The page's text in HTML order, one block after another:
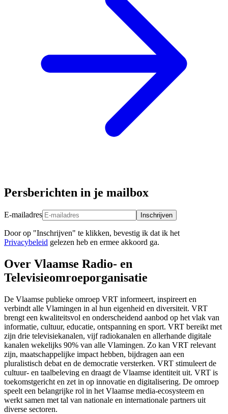
Persberichten in je mailbox
E-mailadres Inschrijven
Door op "Inschrijven" te klikken, bevestig ik dat ik het
Privacybeleid gelezen heb en ermee akkoord ga.
Over Vlaamse Radio- en
Televisieomroeporganisatie
De Vlaamse publieke omroep VRT informeert, inspireert en
verbindt alle Vlamingen in al hun eigenheid en diversiteit. VRT
brengt een kwaliteitsvol en onderscheidend aanbod op het vlak van
informatie, cultuur, educatie, ontspanning en sport. VRT bereikt met
zijn drie televisiekanalen, vijf radiokanalen en allerhande digitale
kanalen wekelijks 90% van alle Vlamingen. Zo kan VRT relevant
zijn, maatschappelijke impact hebben, bijdragen aan een
pluralistisch debat en de democratie versterken. VRT stimuleert de
cultuur- en taalbeleving en draagt de Vlaamse identiteit uit. VRT is
toekomstgericht en zet in op innovatie en digitalisering. De omroep
speelt een belangrijke rol in het Vlaamse media-ecosysteem en
werkt samen met tal van nationale en internationale partners uit
diverse sectoren.